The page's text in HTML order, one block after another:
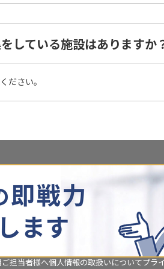
している施設はありますか
ださい。
ご担当者様へ個人情報の取扱いについてプラ